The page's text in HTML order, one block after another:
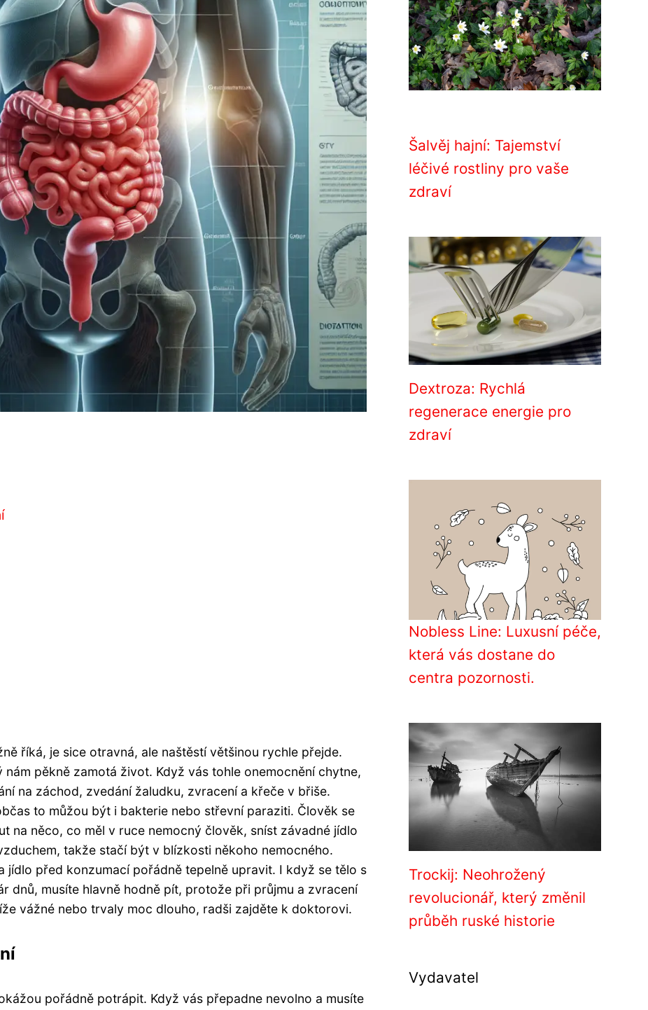
říká, je sice otravná, ale naštěstí většinou rychle přejde.
pěkně zamotá život. Když vás tohle onemocnění chytne,
na záchod, zvedání žaludku, zvracení a křeče v břiše.
to můžou být i bakterie nebo střevní paraziti. Člověk se
na něco, co měl v ruce nemocný člověk, sníst závadné jídlo
takže stačí být v blízkosti někoho nemocného.
jídlo před konzumací pořádně tepelně upravit. I když se tělo s
dnů, musíte hlavně hodně pít, protože při průjmu a zvracení
vážné nebo trvaly moc dlouho, radši zajděte k doktorovi.
pořádně potrápit. Když vás přepadne nevolno a musíte
Šalvěj hajní: Tajemství
léčivé rostliny pro vaše
zdraví
Dextroza: Rychlá
regenerace energie pro
zdraví
Nobless Line: Luxusní péče,
která vás dostane do
centra pozornosti.
Trockij: Neohrožený
revolucionář, který změnil
průběh ruské historie
Vydavatel